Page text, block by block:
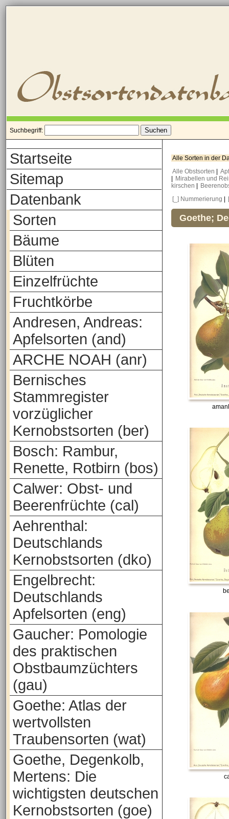
Suchbegriff:
Startseite
Sitemap
Datenbank
Sorten
Bäume
Blüten
Einzelfrüchte
Fruchtkörbe
Andresen, Andreas:
Apfelsorten (and)
ARCHE NOAH (anr)
Bernisches
Stammregister
vorzüglicher
Kernobstsorten (ber)
Bosch: Rambur,
Renette, Rotbirn (bos)
Calwer: Obst- und
Beerenfrüchte (cal)
Aehrenthal:
Deutschlands
Kernobstsorten (dko)
Engelbrecht:
Deutschlands
Apfelsorten (eng)
Gaucher: Pomologie
des praktischen
Obstbaumzüchters
(gau)
Goethe: Atlas der
wertvollsten
Traubensorten (wat)
Goethe, Degenkolb,
Mertens: Die
wichtigsten deutschen
Kernobstsorten (goe)
Alle Sorten in der
Alle Obstsorten
Mirabellen und
kirschen
[_] Nummerierung
Goethe;